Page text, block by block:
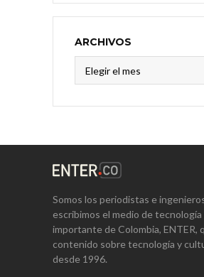
ARCHIVOS
Somos los periodistas e
escribimos el medio de tecnología
importante de Colombia, ENTER,
contenido sobre tecnología y
desde 1996.